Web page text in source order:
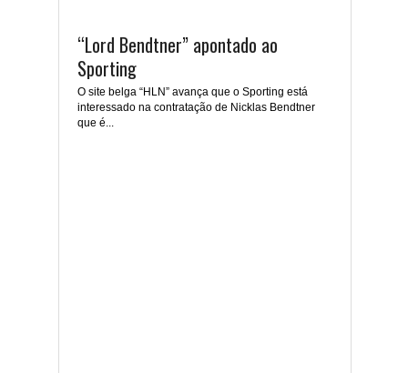
“Lord Bendtner” apontado ao
Sporting
O site belga “HLN” avança que o Sporting está
interessado na contratação de Nicklas Bendtner
que é...